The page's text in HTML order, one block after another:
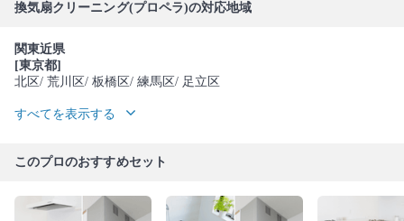
換気扇クリーニング(プロペラ)の対応地域
関東近県
[東京都]
北区/ 荒川区/ 板橋区/ 練馬区/ 足立区
すべてを表示する
このプロのおすすめセット